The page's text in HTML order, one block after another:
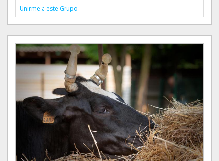
Unirme a este Grupo